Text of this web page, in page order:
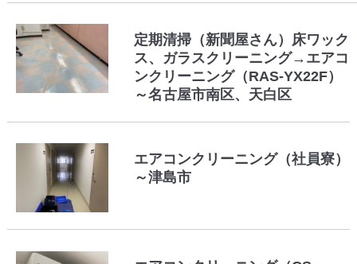
定期清掃（新聞屋さん）床ワック
ス、ガラスクリーニング→エアコ
ンクリーニング（RAS-YX22F）
～名古屋市南区、天白区
エアコンクリーニング（社員寮）
～津島市